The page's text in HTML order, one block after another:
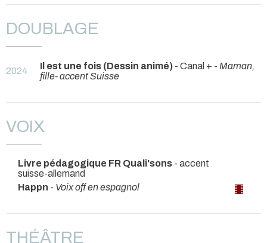
DOUBLAGE
2024 Il est une fois (Dessin animé) - Canal + - Maman,
fille- accent Suisse
VOIX
Livre pédagogique FR Quali'sons - accent
suisse-allemand
Happn - Voix off en espagnol
THÉÂTRE